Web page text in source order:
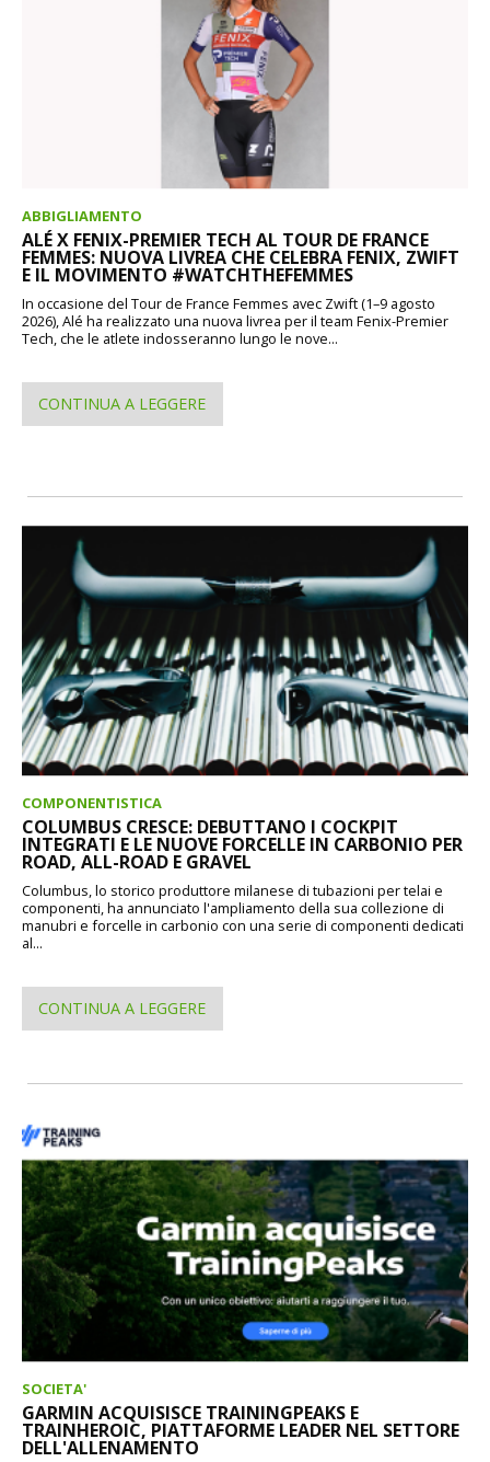
ABBIGLIAMENTO
ALÉ X FENIX-PREMIER TECH AL TOUR DE FRANCE
FEMMES: NUOVA LIVREA CHE CELEBRA FENIX, ZWIFT
E IL MOVIMENTO #WATCHTHEFEMMES
In occasione del Tour de France Femmes avec Zwift (1–9 agosto
2026), Alé ha realizzato una nuova livrea per il team Fenix-Premier
Tech, che le atlete indosseranno lungo le nove...
CONTINUA A LEGGERE
COMPONENTISTICA
COLUMBUS CRESCE: DEBUTTANO I COCKPIT
INTEGRATI E LE NUOVE FORCELLE IN CARBONIO PER
ROAD, ALL-ROAD E GRAVEL
Columbus, lo storico produttore milanese di tubazioni per telai e
componenti, ha annunciato l'ampliamento della sua collezione di
manubri e forcelle in carbonio con una serie di componenti dedicati
al...
CONTINUA A LEGGERE
SOCIETA'
GARMIN ACQUISISCE TRAININGPEAKS E
TRAINHEROIC, PIATTAFORME LEADER NEL SETTORE
DELL'ALLENAMENTO